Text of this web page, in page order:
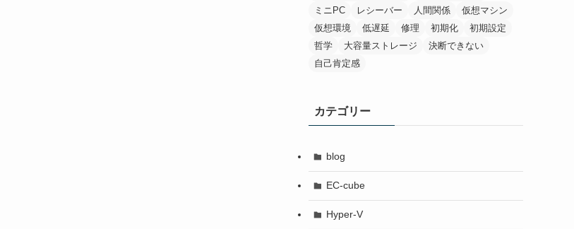
ミニPC
レシーバー 人間関係
仮想マシン
仮想環境
低遅延 修理 初期化
初期設定
哲学
大容量ストレージ
決断できない
自己肯定感
カテゴリー
blog
EC-cube
Hyper-V